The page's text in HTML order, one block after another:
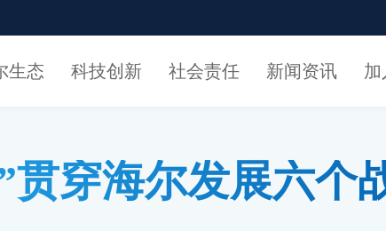
生态 科技创新 社会责任 新闻资讯 加
贯穿海尔发展六个